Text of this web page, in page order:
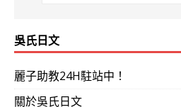
吳氏日文
麗子助教24H駐站中！
關於吳氏日文